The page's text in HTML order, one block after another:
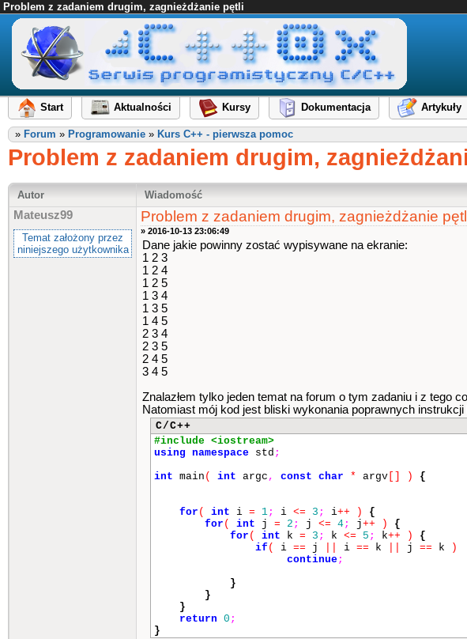
Problem z zadaniem drugim, zagnieżdżanie pętli
Start Aktualności Kursy Dokumentacja Artykuły
» Forum » Programowanie » Kurs C++ - pierwsza pomoc
Problem z zadaniem drugim,
Autor
Wiadomość
Mateusz99
Temat założony przez
niniejszego użytkownika
Problem z zadaniem drugim, zagnieżdżanie
» 2016-10-13 23:06:49
Dane jakie powinny zostać wypisywane na ekranie:
1 2 3
1 2 4
1 2 5
1 3 4
1 3 5
1 4 5
2 3 4
2 3 5
2 4 5
3 4 5
Znalazłem tylko jeden temat na forum o tym zadaniu i z tego
Natomiast mój kod jest bliski wykonania poprawnych
C/C++
#include <iostream>
using namespace std ;
int main ( int argc , const char * argv ) {
for ( int i = 1; i <= 3 ; i++ )
{
for ( int j = 2 ; j <= 4; j++ )
{
for ( int k = 3 ; k <= 5 ; k++ )
{
if ( i == j i == k j == k
)
continue;
}
}
}
return 0 ;
}